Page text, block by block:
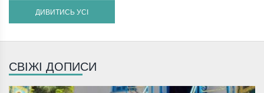
ДИВИТИСЬ УСІ
СВІЖІ ДОПИСИ